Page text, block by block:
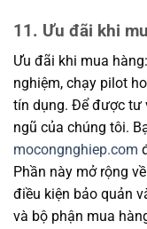
11. Ưu đãi khi
Ưu đãi khi mua
nghiệm, chạy pilot
tín dụng. Để được tư
ngũ của chúng tôi.
mocongnghiep.com
Phần này mở rộng
điều kiện bảo quản
và bộ phận mua